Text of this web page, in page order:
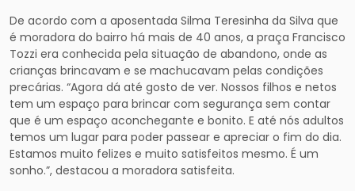
De acordo com a aposentada Silma Teresinha da Silva que
é moradora do bairro há mais de 40 anos, a praça Francisco
Tozzi era conhecida pela situação de abandono, onde as
crianças brincavam e se machucavam pelas condições
precárias. “Agora dá até gosto de ver. Nossos filhos e netos
tem um espaço para brincar com segurança sem contar
que é um espaço aconchegante e bonito. E até nós adultos
temos um lugar para poder passear e apreciar o fim do dia.
Estamos muito felizes e muito satisfeitos mesmo. É um
sonho.”, destacou a moradora satisfeita.